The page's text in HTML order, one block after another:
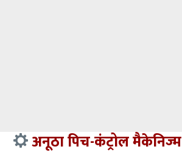
अनूठा पिच-कंट्रोल मैकेनिज्म